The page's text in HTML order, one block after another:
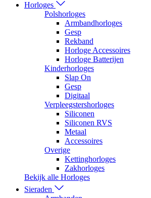
Horloges
Polshorloges
Armbandhorloges
Gesp
Rekband
Horloge Accessoires
Horloge Batterijen
Kinderhorloges
Slap On
Gesp
Digitaal
Verpleegstershorloges
Siliconen
Siliconen RVS
Metaal
Accessoires
Overige
Kettinghorloges
Zakhorloges
Bekijk alle Horloges
Sieraden